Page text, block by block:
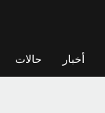
حالات أخبار